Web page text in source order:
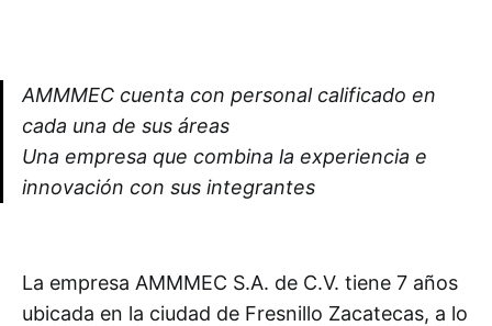
AMMMEC cuenta con personal calificado en
cada una de sus áreas
Una empresa que combina la experiencia e
innovación con sus integrantes
La empresa AMMMEC S.A. de C.V. tiene 7 años
ubicada en la ciudad de Fresnillo Zacatecas, a lo